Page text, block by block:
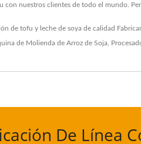
nuestros clientes de todo el mundo.
de tofu y leche de soya de calidad
de Molienda de Arroz de Soja
De Línea